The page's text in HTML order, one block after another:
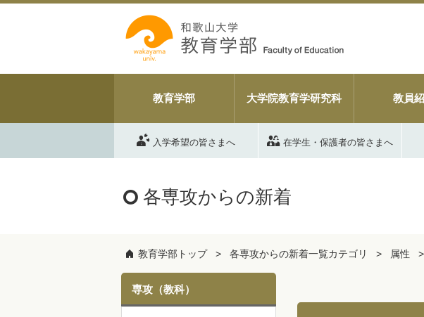
教育学部 大学院教育学研究科 教員
入学希望の皆さまへ 在学生・保護者の皆さまへ
各専攻からの新着
教育学部トップ 各専攻からの新着一覧カテゴリ 属性
専攻（教科）